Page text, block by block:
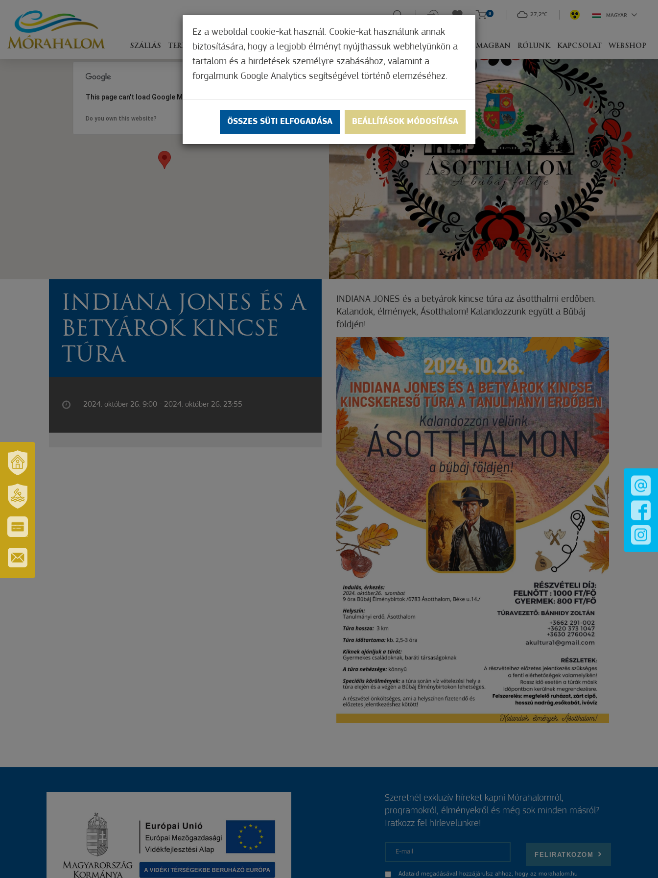
ÉS
TÉRSÉGÜNK
ERZSÉBET
GYÓGYFÜRDŐ
ÉS
TURISZTIKAI
KÁRTYA
SZÁLLÁS TERÍTÉKEN ÉLMÉNYSZERZÉS ZÖLD FÓKUSZ GYÓGYHELY MERRE, MIVEL CSOMAGBAN RÓLUNK KAPCSOLAT WEBSHOP
0 27,2°C MAGYAR
This page can't load Google Maps correctly.
Do you own this website? OK
INDIANA JONES ÉS A
BETYÁROK KINCSE
TÚRA
2024. október 26. 9:00 - 2024. október 26. 23:55
INDIANA JONES és a betyárok kincse túra az ásotthalmi erdőben.
Kalandok, élmények, Ásotthalom! Kalandozzunk együtt a Bűbáj
földjén!
Ez a weboldal cookie-kat használ. Cookie-kat használunk annak
biztosítására, hogy a legjobb élményt nyújthassuk webhelyünkön a
tartalom és a hirdetések személyre szabásához, valamint a
forgalmunk Google Analytics segítségével történő elemzéséhez.
ÖSSZES SÜTI ELFOGADÁSA BEÁLLÍTÁSOK MÓDOSÍTÁSA
Szeretnél exkluzív híreket kapni Mórahalomról,
programokról, élményekről és még sok minden másról?
Iratkozz fel hírlevelünkre!
FELIRATKOZOM
Adataid megadásával hozzájárulsz ahhoz, hogy az morahalom.hu